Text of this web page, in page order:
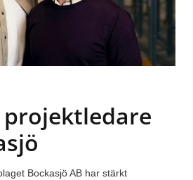
projektledare
Bockasjö AB har stärkt